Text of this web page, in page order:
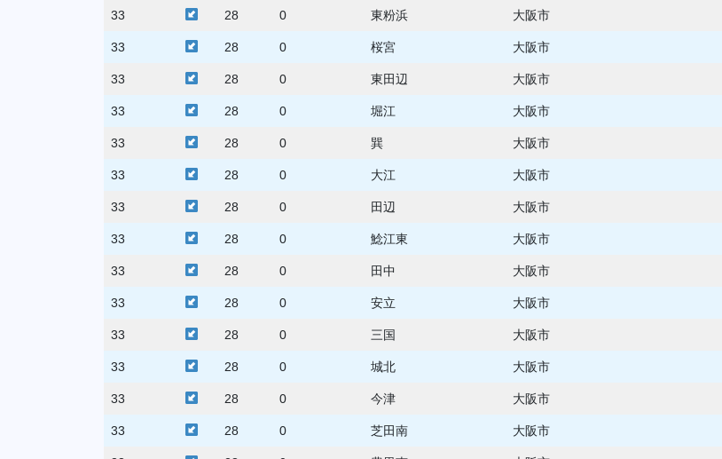
33 28 0 東粉浜 大阪市
33 28 0 桜宮 大阪市
33 28 0 東田辺 大阪市
33 28 0 堀江 大阪市
33 28 0 巽 大阪市
33 28 0 大江 大阪市
33 28 0 田辺 大阪市
33 28 0 鯰江東 大阪市
33 28 0 田中 大阪市
33 28 0 安立 大阪市
33 28 0 三国 大阪市
33 28 0 城北 大阪市
33 28 0 今津 大阪市
33 28 0 芝田南 大阪市